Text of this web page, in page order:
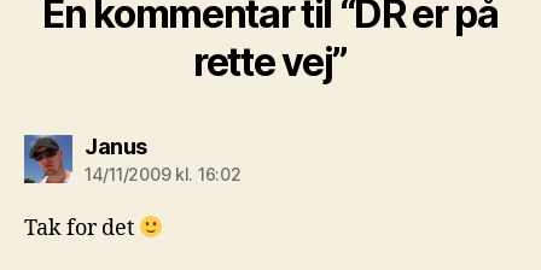
En kommentar til “DR er på
rette vej”
Janussiger:
14/11/2009 kl. 16:02
Tak for det